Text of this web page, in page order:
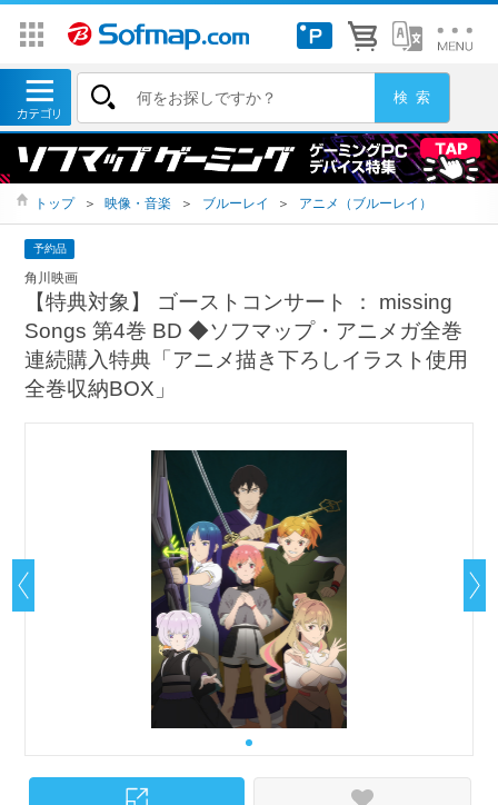
トップ ＞ 映像・音楽 ＞ ブルーレイ ＞ アニメ（ブルーレイ）
予約品
角川映画
【特典対象】 ゴーストコンサート ： missing
Songs 第4巻 BD ◆ソフマップ・アニメガ全巻
連続購入特典「アニメ描き下ろしイラスト使用
全巻収納BOX」